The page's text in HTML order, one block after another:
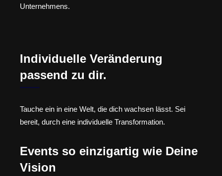
Unternehmens.
Individuelle Veränderung
passend zu dir.
Tauche ein in eine Welt, die dich wachsen lässt. Sei
bereit, durch eine individuelle Transformation.
Events so einzigartig wie Deine
Vision